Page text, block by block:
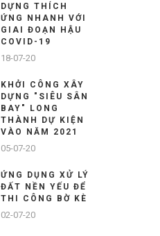
DỰNG THÍCH
ỨNG NHANH VỚI
GIAI ĐOẠN HẬU
COVID-19
18-07-20
KHỞI CÔNG XÂY
DỰNG "SIÊU SÂN
BAY" LONG
THÀNH DỰ KIỆN
VÀO NĂM 2021
05-07-20
ỨNG DỤNG XỬ LÝ
ĐẤT NỀN YẾU ĐỂ
THI CÔNG BỜ KÈ
02-07-20